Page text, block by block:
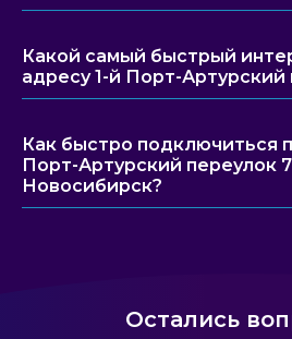
Какой самый быстрый
адресу 1-й Порт-Артурский
Как быстро подключиться
Порт-Артурский переулок
Новосибирск?
Остались